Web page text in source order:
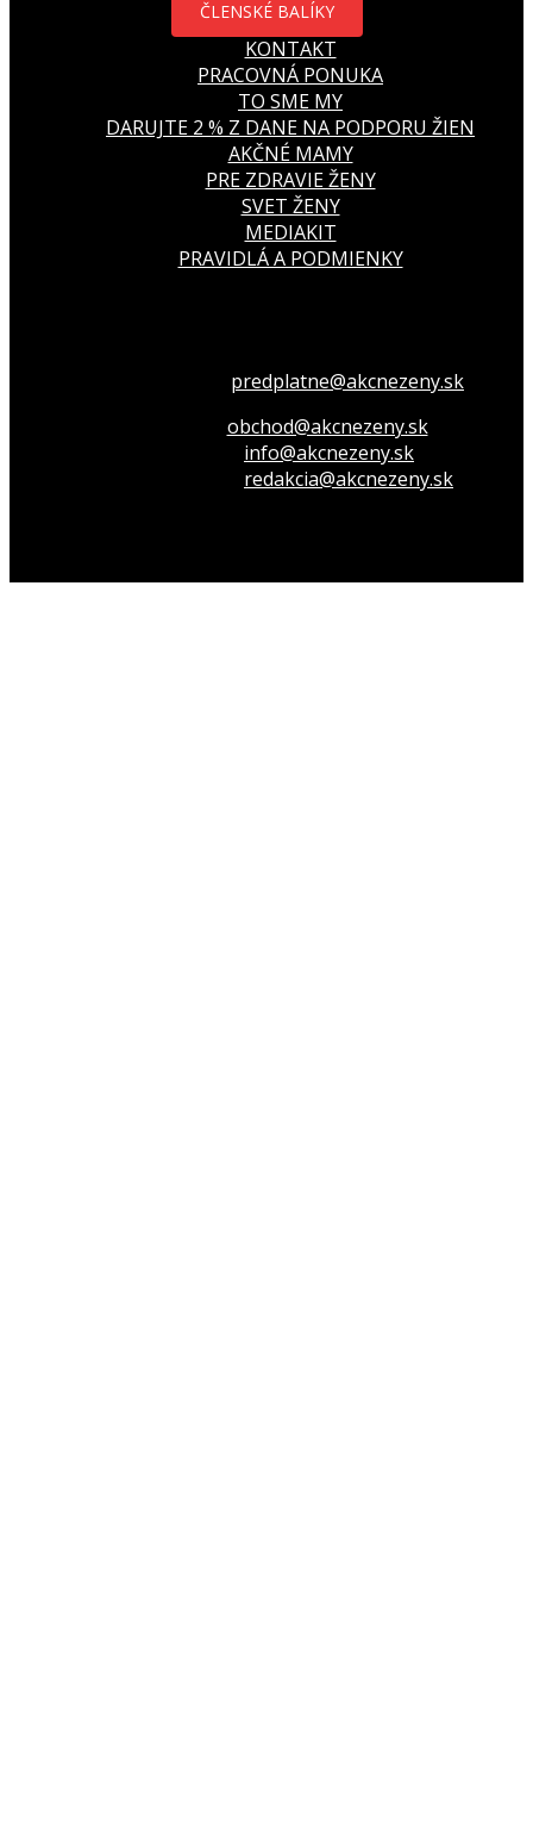
ČLENSKÉ BALÍKY
KONTAKT
PRACOVNÁ PONUKA
TO SME MY
DARUJTE 2 % Z DANE NA PODPORU ŽIEN
AKČNÉ MAMY
PRE ZDRAVIE ŽENY
SVET ŽENY
MEDIAKIT
PRAVIDLÁ A PODMIENKY
predplatne@akcnezeny.sk
obchod@akcnezeny.sk
info@akcnezeny.sk
redakcia@akcnezeny.sk